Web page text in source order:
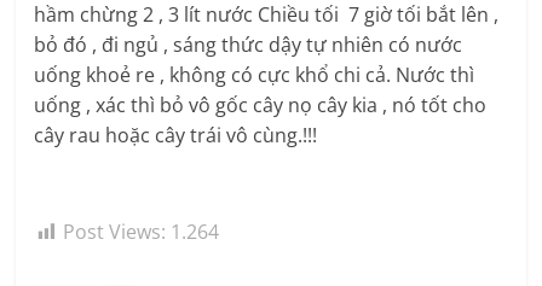
hầm chừng 2 , 3 lít nước Chiều tối 7 giờ tối bắt lên ,
bỏ đó , đi ngủ , sáng thức dậy tự nhiên có nước
uống khoẻ re , không có cực khổ chi cả. Nước thì
uống , xác thì bỏ vô gốc cây nọ cây kia , nó tốt cho
cây rau hoặc cây trái vô cùng.!!!
Post Views: 1.264